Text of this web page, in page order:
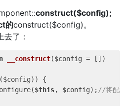
construct($config);
的construct($config)。
了：
__construct($config = [])
($config)) {
$this, $config); //将配